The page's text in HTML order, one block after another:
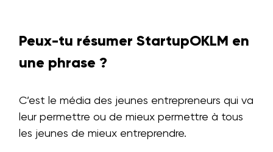
Peux-tu résumer StartupOKLM en
une phrase ?
C’est le média des jeunes entrepreneurs qui va
leur permettre ou de mieux permettre à tous
les jeunes de mieux entreprendre.